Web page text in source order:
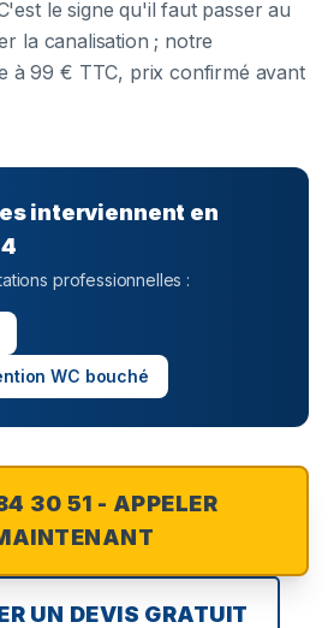
le signe qu'il faut passer au
la canalisation ; notre
à 99 € TTC, prix confirmé avant
interviennent en
professionnelles :
WC bouché
30 51 - APPELER
UN DEVIS GRATUIT